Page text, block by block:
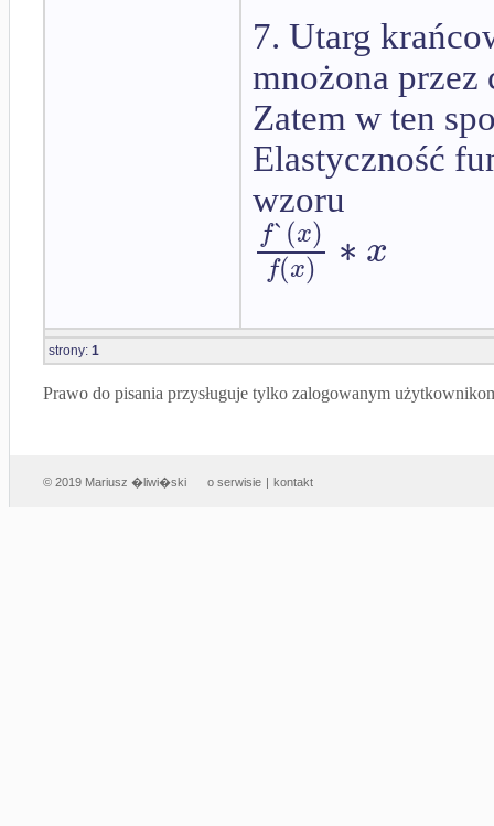
7. Utarg
mnożona przez
Zatem w ten
Elastyczność
wzoru
f`(x)
f(x) ∗ x
strony: 1
Prawo do pisania przysługuje tylko zalogowanym
© 2019 Mariusz �liwi�ski o serwisie | kontakt